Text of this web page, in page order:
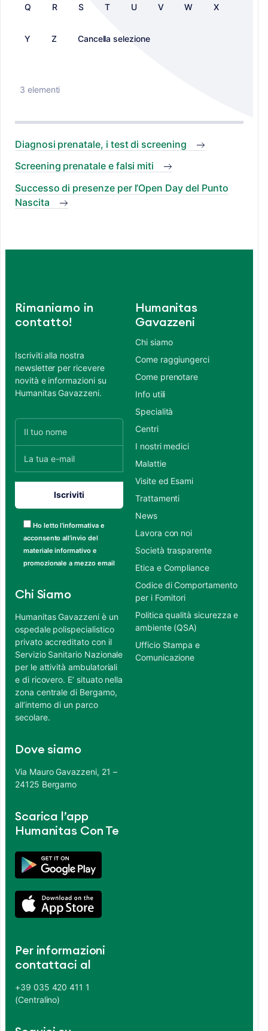
Q R S T U V W X
Y Z Cancella selezione
3 elementi
Diagnosi prenatale, i test di screening
Screening prenatale e falsi miti
Successo di presenze per l’Open Day del Punto
Nascita
Rimaniamo in
contatto!
Iscriviti alla nostra
newsletter per ricevere
novità e informazioni su
Humanitas Gavazzeni.
Ho letto l’informativa e
acconsento all’invio del
materiale informativo e
promozionale a mezzo email
Chi Siamo
Humanitas Gavazzeni è un
ospedale polispecialistico
privato accreditato con il
Servizio Sanitario Nazionale
per le attività ambulatoriali
e di ricovero. E’ situato nella
zona centrale di Bergamo,
all’interno di un parco
secolare.
Dove siamo
Via Mauro Gavazzeni, 21 –
24125 Bergamo
Scarica l’app
Humanitas Con Te
Per informazioni
contattaci al
+39 035 420 411 1
(Centralino)
Humanitas
Gavazzeni
Chi siamo
Come raggiungerci
Come prenotare
Info utili
Specialità
Centri
I nostri medici
Malattie
Visite ed Esami
Trattamenti
News
Lavora con noi
Società trasparente
Etica e Compliance
Codice di Comportamento
per i Fornitori
Politica qualità sicurezza e
ambiente (QSA)
Ufficio Stampa e
Comunicazione